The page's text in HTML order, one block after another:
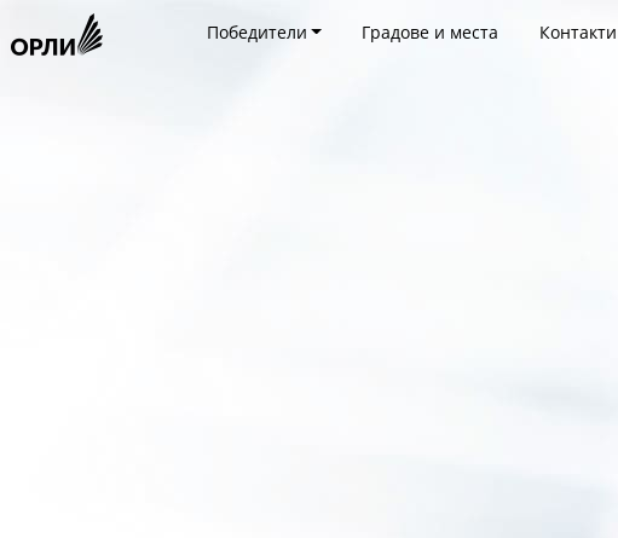
Победители Градове и места Контакти